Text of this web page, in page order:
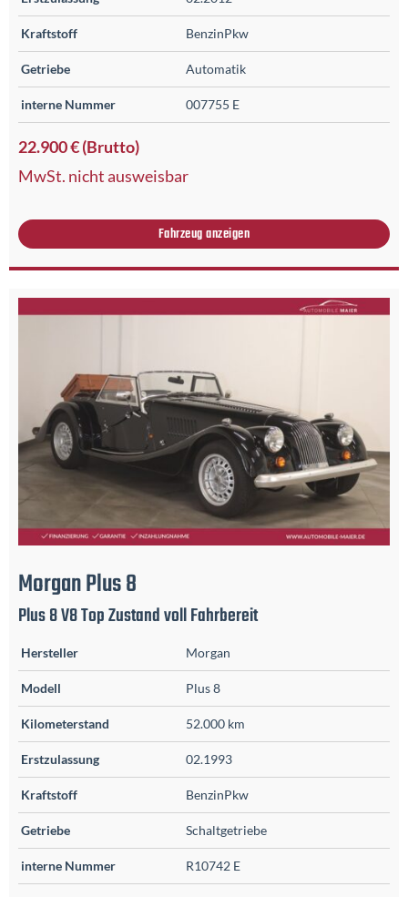
Kraftstoff BenzinPkw
Getriebe Automatik
interne Nummer 007755 E
22.900 € (Brutto)
MwSt. nicht ausweisbar
Fahrzeug anzeigen
MorganPlus 8
Plus 8 V8 Top Zustand voll Fahrbereit
Hersteller Morgan
Modell Plus 8
Kilometerstand 52.000 km
Erstzulassung 02.1993
Kraftstoff BenzinPkw
Getriebe Schaltgetriebe
interne Nummer R10742 E